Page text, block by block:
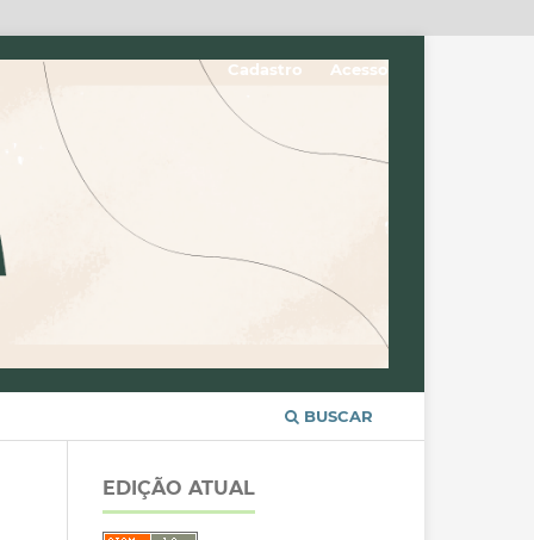
BUSCAR
Cadastro Acesso
EDIÇÃO ATUAL